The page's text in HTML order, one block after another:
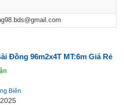
Đồng 96m2x4T MT:6m Giá Rẻ
Biên